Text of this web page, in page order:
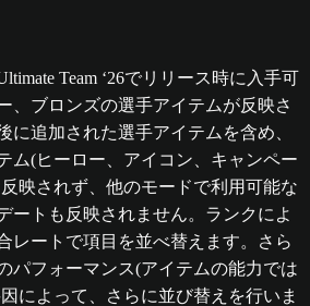
Team ‘26でリリース時に入手可
、ブロンズの選手アイテムが反映さ
に追加された選手アイテムを含め、
ム(ヒーロー、アイコン、キャンペー
映されず、他のモードで利用可能な
ートも反映されません。ランクによ
レートで項目を並べ替えます。さら
パフォーマンス(アイテムの能力では
によって、さらに並び替えを行いま